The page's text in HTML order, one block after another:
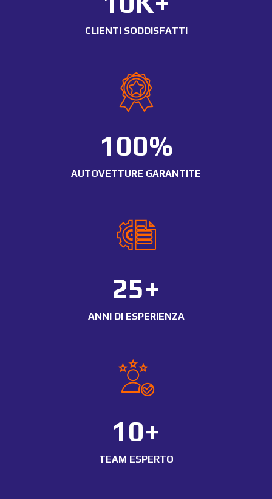
CLIENTI SODDISFATTI
100%
AUTOVETTURE GARANTITE
25+
ANNI DI ESPERIENZA
10+
TEAM ESPERTO